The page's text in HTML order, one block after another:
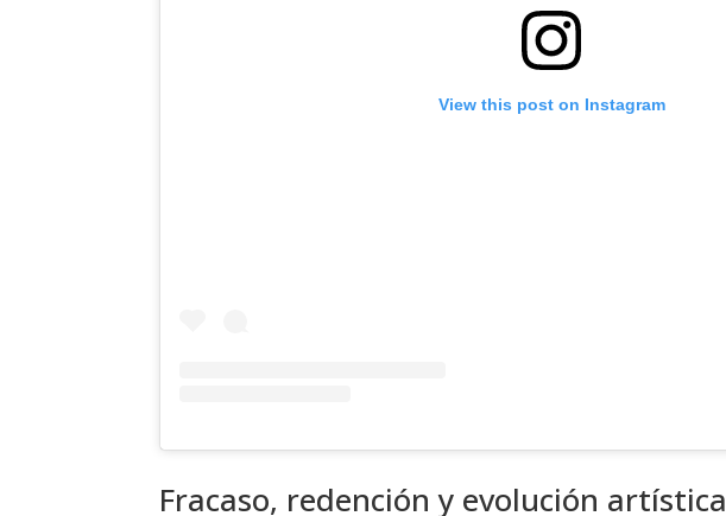
View this post on Instagram
Fracaso, redención y evolución artística